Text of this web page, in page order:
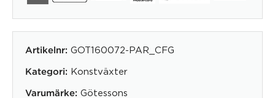
Artikelnr: GOT160072-PAR_CFG
Kategori: Konstväxter
Varumärke: Götessons